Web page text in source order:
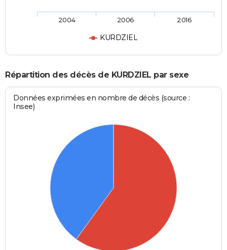
KURDZIEL
2004 2006 2016
Répartition des décès de KURDZIEL par sexe
Données exprimées en nombre de décès (source :
Insee)